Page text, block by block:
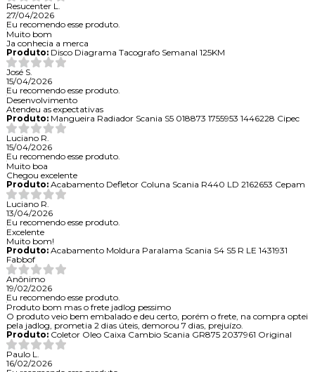
Resucenter L.
27/04/2026
Eu recomendo esse produto.
Muito bom
Ja conhecia a merca
Produto:Disco Diagrama Tacografo Semanal 125KM
José S.
15/04/2026
Eu recomendo esse produto.
Desenvolvimento
Atendeu as expectativas
Produto:Mangueira Radiador Scania S5 018873 1755953 1446228 Cipec
Luciano R.
15/04/2026
Eu recomendo esse produto.
Muito boa
Chegou excelente
Produto:Acabamento Defletor Coluna Scania R440 LD 2162653 Cepam
Luciano R.
13/04/2026
Eu recomendo esse produto.
Excelente
Muito bom!
Produto:Acabamento Moldura Paralama Scania S4 S5 R LE 1431931
Fabbof
Anônimo
19/02/2026
Eu recomendo esse produto.
Produto bom mas o frete jadlog pessimo
O produto veio bem embalado e deu certo, porém o frete, na compra optei
pela jadlog, prometia 2 dias úteis, demorou 7 dias, prejuízo.
Produto:Coletor Oleo Caixa Cambio Scania GR875 2037961 Original
Paulo L.
16/02/2026